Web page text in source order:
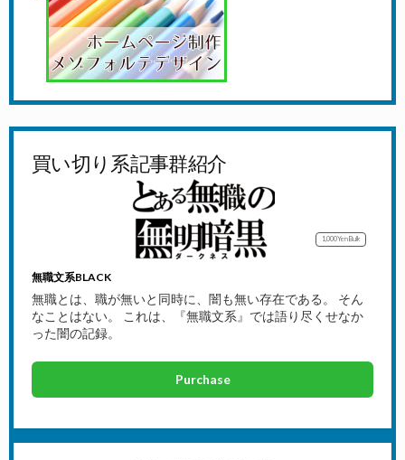
買い切り系記事群紹介
1,000YenBulk
無職文系BLACK
無職とは、職が無いと同時に、闇も無い存在である。 そん
なことはない。 これは、『無職文系』では語り尽くせなか
った闇の記録。
Purchase